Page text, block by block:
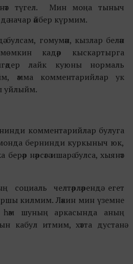
түгел. Мин моңа тыныч
начар әйбер күрмим.
булсам, гомумән, кызлар белән
кадәр кыскартырга
лайк куюны нормаль
әмма комментарийлар ук
уйлыйм.
комментарийлар булуга
монда бернинди куркыныч юк,
нәрсәгә ишарә булса, хыянәт
челтәрләрендә егет
килмим. Ләкин мин үземне
шуның аркасында аның
кабул итмим, хәтта дустанә